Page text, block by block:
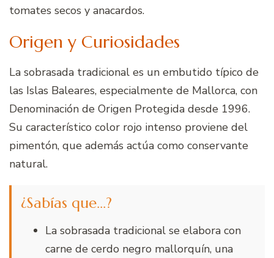
tomates secos y anacardos.
Origen y Curiosidades
La sobrasada tradicional es un embutido típico de
las Islas Baleares, especialmente de Mallorca, con
Denominación de Origen Protegida desde 1996.
Su característico color rojo intenso proviene del
pimentón, que además actúa como conservante
natural.
¿Sabías que…?
La sobrasada tradicional se elabora con
carne de cerdo negro mallorquín, una